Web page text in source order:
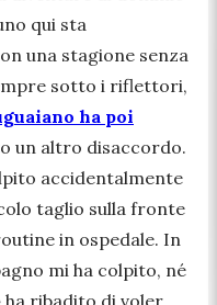
qui sta
una stagione senza
sotto i riflettori,
ha poi
un altro disaccordo.
accidentalmente
taglio sulla fronte
in ospedale. In
mi ha colpito, né